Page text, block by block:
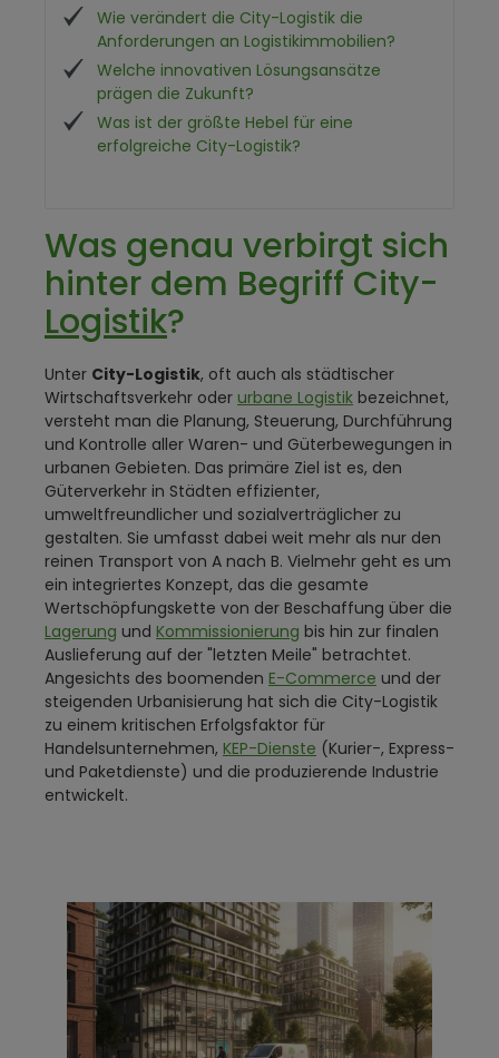
Wie verändert die City-Logistik die
Anforderungen an Logistikimmobilien?
Welche innovativen Lösungsansätze
prägen die Zukunft?
Was ist der größte Hebel für eine
erfolgreiche City-Logistik?
Was genau verbirgt sich
hinter dem Begriff City-
Logistik?
Unter City-Logistik, oft auch als städtischer
Wirtschaftsverkehr oder urbane Logistik bezeichnet,
versteht man die Planung, Steuerung, Durchführung
und Kontrolle aller Waren- und Güterbewegungen in
urbanen Gebieten. Das primäre Ziel ist es, den
Güterverkehr in Städten effizienter,
umweltfreundlicher und sozialverträglicher zu
gestalten. Sie umfasst dabei weit mehr als nur den
reinen Transport von A nach B. Vielmehr geht es um
ein integriertes Konzept, das die gesamte
Wertschöpfungskette von der Beschaffung über die
Lagerung und Kommissionierung bis hin zur finalen
Auslieferung auf der "letzten Meile" betrachtet.
Angesichts des boomenden E-Commerce und der
steigenden Urbanisierung hat sich die City-Logistik
zu einem kritischen Erfolgsfaktor für
Handelsunternehmen, KEP-Dienste (Kurier-, Express-
und Paketdienste) und die produzierende Industrie
entwickelt.